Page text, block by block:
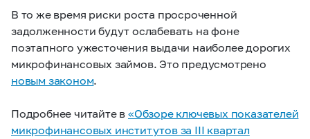
В то же время риски роста просроченной
задолженности будут ослабевать на фоне
поэтапного ужесточения выдачи наиболее дорогих
микрофинансовых займов. Это предусмотрено
новым законом.
Подробнее читайте в«Обзоре ключевых показателей
микрофинансовых институтов за III квартал